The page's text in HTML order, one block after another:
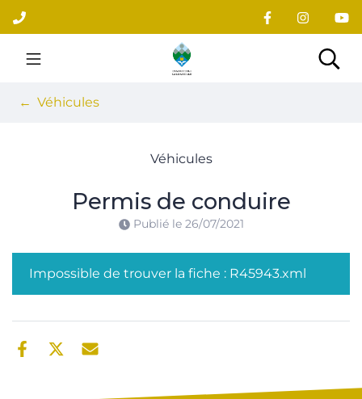
Aller
au
contenu
Site officiel du village
Véhicules
Véhicules
Permis de conduire
Publié le 26/07/2021
Impossible de trouver la fiche : R45943.xml